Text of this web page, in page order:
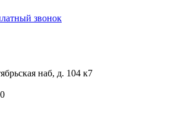
звонок
наб, д. 104 к7